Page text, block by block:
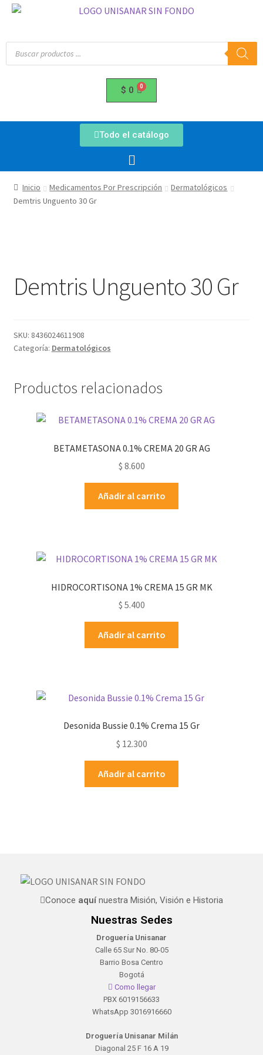
$ 0
Todo el catálogo
Inicio Medicamentos Por Prescripción
Dermatológicos
Demtris Unguento 30 Gr
Demtris Unguento 30 Gr
SKU: 8436024611908
Categoría: Dermatológicos
Productos relacionados
BETAMETASONA 0.1% CREMA 20 GR AG
$ 8.600
Añadir al carrito
HIDROCORTISONA 1% CREMA 15 GR MK
$ 5.400
Añadir al carrito
Desonida Bussie 0.1% Crema 15 Gr
$ 12.300
Añadir al carrito
Conoce aquínuestra Misión, Visión e Historia
Nuestras Sedes
Droguería Unisanar
Calle 65 Sur No. 80-05
Barrio Bosa Centro
Bogotá
Como llegar
PBX 6019156633
WhatsApp 3016916660
Droguería Unisanar Milán
Diagonal 25 F 16 A 19